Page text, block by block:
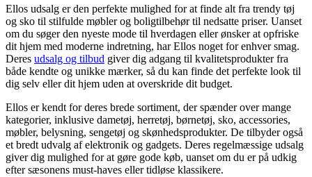
Ellos udsalg er den perfekte mulighed for at finde alt fra trendy tøj
og sko til stilfulde møbler og boligtilbehør til nedsatte priser. Uanset
om du søger den nyeste mode til hverdagen eller ønsker at opfriske
dit hjem med moderne indretning, har Ellos noget for enhver smag.
Deres udsalg og tilbud giver dig adgang til kvalitetsprodukter fra
både kendte og unikke mærker, så du kan finde det perfekte look til
dig selv eller dit hjem uden at overskride dit budget.
Ellos er kendt for deres brede sortiment, der spænder over mange
kategorier, inklusive dametøj, herretøj, børnetøj, sko, accessories,
møbler, belysning, sengetøj og skønhedsprodukter. De tilbyder også
et bredt udvalg af elektronik og gadgets. Deres regelmæssige udsalg
giver dig mulighed for at gøre gode køb, uanset om du er på udkig
efter sæsonens must-haves eller tidløse klassikere.